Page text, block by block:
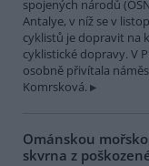
spojených národů
Antalye, v níž se v
cyklistů je dopravit na
cyklistické dopravy. V
osobně přivítala
Komrsková.
Ománskou
skvrna z